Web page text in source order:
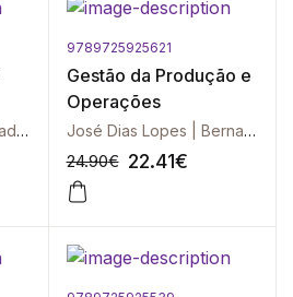
Napoleon Hill | Compilada por Ross Cornwell
9789725925621
Gestão da Produção e
Operações
José Dias Lopes | Bernardo de Melo Pimentel | José Gonçalves Pinto | José Miguel Soares | Sérgio Nunes
24.90€ 22.41€